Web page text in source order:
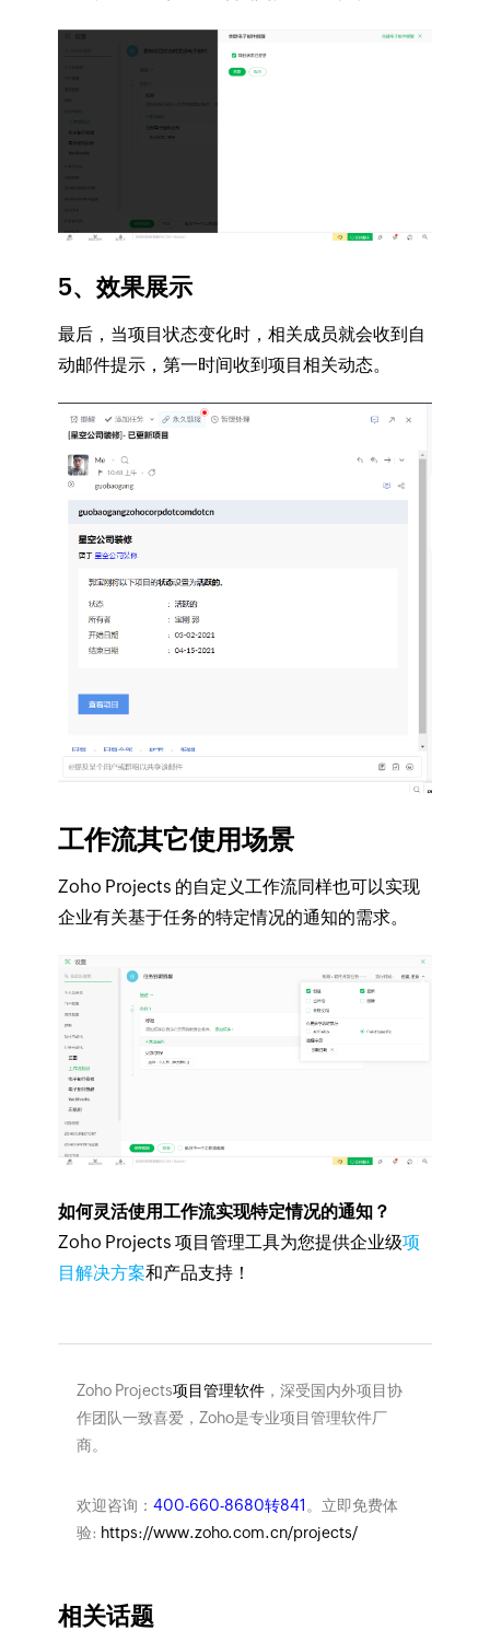
5、效果展示
最后，当项目状态变化时，相关成员就会收到自
动邮件提示，第一时间收到项目相关动态。
工作流其它使用场景
Zoho Projects 的自定义工作流同样也可以实现
企业有关基于任务的特定情况的通知的需求。
如何灵活使用工作流实现特定情况的通知？
Zoho Projects 项目管理工具为您提供企业级项
目解决方案和产品支持！
Zoho Projects项目管理软件，深受国内外项目协
作团队一致喜爱，Zoho是专业项目管理软件厂
商。
欢迎咨询： 400-660-8680转841 。立即免费体
验: https://www.zoho.com.cn/projects/
相关话题